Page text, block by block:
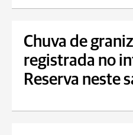
Chuva de
registrada no
Reserva neste